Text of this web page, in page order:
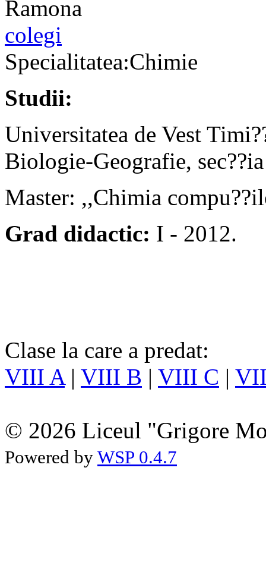
colegi
Specialitatea:Chimie
Studii:
Universitatea de Vest
Biologie-Geografie,
Master: ,,Chimia
Grad didactic: I - 2012.
Clase la care a predat:
VIII A | VIII B | VIII C |
© 2026 Liceul "Grigore
Powered by WSP 0.4.7